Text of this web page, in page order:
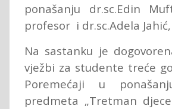
ponašanju dr.sc.Edin
profesor i dr.sc.Adela
Na sastanku je
vježbi za studente treće
Poremećaji u
predmeta „Tretman